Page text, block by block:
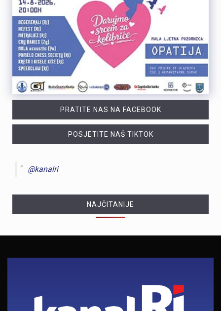
PRATITE NAS NA FACEBOOK
POSJETITE NAŠ TIKTOK
@kanalri
NAJČITANIJE